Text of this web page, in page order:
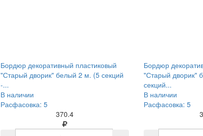
Бордюр декоративный пластиковый
"Старый дворик" белый 2 м. (5 секций
-...
В наличии
Расфасовка: 5
370.4
Бордюр
"Старый дворик"
секций...
В наличии
Расфасовка: 5